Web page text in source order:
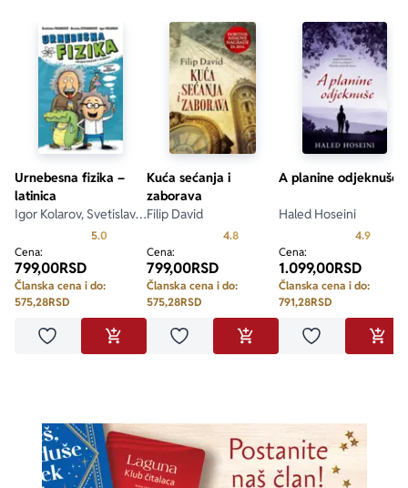
Urnebesna fizika –
latinica
Igor Kolarov, Svetislav
Paunović, Branko
Stevanović
5.0 Prosecna ocena je 5.0 od 5
Cena:
799,00RSD
Članska cena i do:
575,28RSD
Dodaj u omiljeneDODAJ U KORPU
Kuća sećanja i
zaborava
Filip David
4.8Prosecna ocena je 4.8 od 5
Cena:
799,00RSD
Članska cena i do:
575,28RSD
Dodaj u omiljeneDODAJ U KORPU
A planine odjeknuše
Haled Hoseini
4.9
Cena:
1.099,00RSD
Članska cena i do:
791,28RSD
Dodaj u